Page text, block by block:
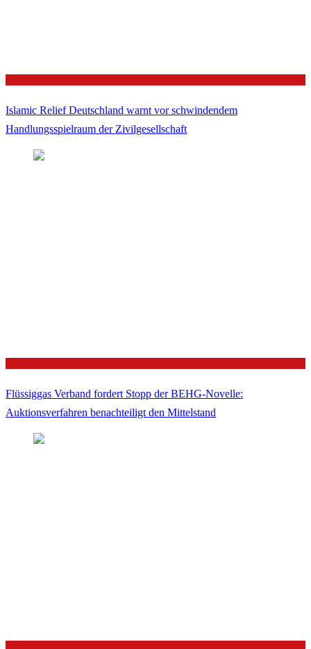
Islamic Relief Deutschland warnt vor schwindendem
Handlungsspielraum der Zivilgesellschaft
Flüssiggas Verband fordert Stopp der BEHG-Novelle:
Auktionsverfahren benachteiligt den Mittelstand